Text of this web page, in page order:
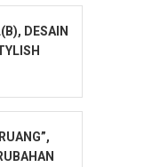
DESAIN